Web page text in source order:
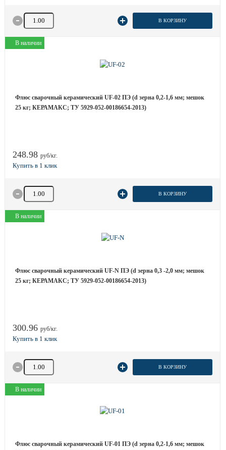
Количество товара В КОРЗИНУ
В наличии
Флюс сварочный керамический UF-02 ПЭ (d зерна 0,2-1,6 мм; мешок
25 кг; КЕРАМАКС; ТУ 5929-052-00186654-2013)
248.98 руб/кг.
Количество товара В КОРЗИНУ
В наличии
Флюс сварочный керамический UF-N ПЭ (d зерна 0,3 -2,0 мм; мешок
25 кг; КЕРАМАКС; ТУ 5929-052-00186654-2013)
300.96 руб/кг.
Количество товара В КОРЗИНУ
В наличии
Флюс сварочный керамический UF-01 ПЭ (d зерна 0,2-1,6 мм; мешок